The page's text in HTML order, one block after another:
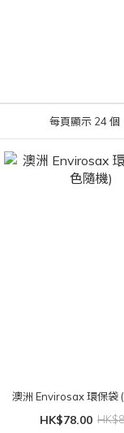
每頁顯示 24 個
澳洲 Envirosax 環保袋
HK$78.00